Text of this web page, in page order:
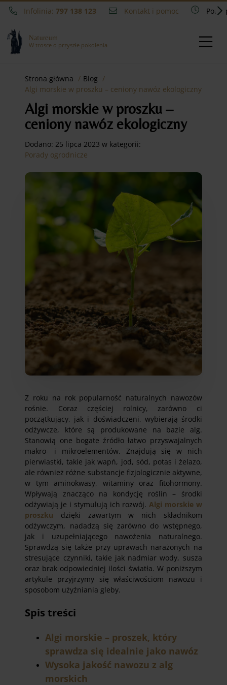
Infolinia:797 138 123 Kontakt i pomoc Pon -
Natureum
W trosce o przyszłe pokolenia
Strona główna
Blog
Algi morskie w proszku – ceniony nawóz ekologiczny
Algi morskie w proszku –
ceniony nawóz ekologiczny
Dodano: 25 lipca 2023 w kategorii:
Porady ogrodnicze
Z roku na rok popularność naturalnych nawozów
rośnie. Coraz częściej rolnicy, zarówno ci
początkujący, jak i doświadczeni, wybierają środki
odżywcze, które są produkowane na bazie alg.
Stanowią one bogate źródło łatwo przyswajalnych
makro- i mikroelementów. Znajdują się w nich
pierwiastki, takie jak wapń, jod, sód, potas i żelazo,
ale również różne substancje fizjologicznie aktywne,
w tym aminokwasy, witaminy oraz fitohormony.
Wpływają znacząco na kondycję roślin – środki
odżywiają je i stymulują ich rozwój.Algi morskie w
proszku dzięki zawartym w nich składnikom
odżywczym, nadadzą się zarówno do wstępnego,
jak i uzupełniającego nawożenia naturalnego.
Sprawdzą się także przy uprawach narażonych na
stresujące czynniki, takie jak nadmiar wody, susza
oraz brak odpowiedniej ilości światła. W poniższym
artykule przyjrzymy się właściwościom nawozu i
sposobom użyźniania gleby.
Spis treści
Algi morskie – proszek, który
sprawdza się idealnie jako nawóz
Wysoka jakość nawozu z alg
morskich